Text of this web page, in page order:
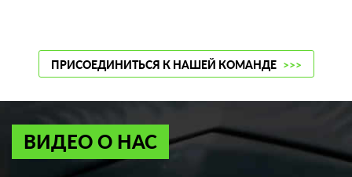
ПРИСОЕДИНИТЬСЯ К НАШЕЙ КОМАНДЕ >>>
ВИДЕО О НАС